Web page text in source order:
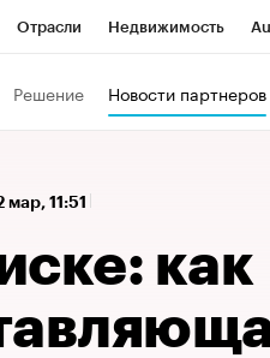
Отрасли Недвижимость
Решение Новости партнеров
мар, 11:51
как